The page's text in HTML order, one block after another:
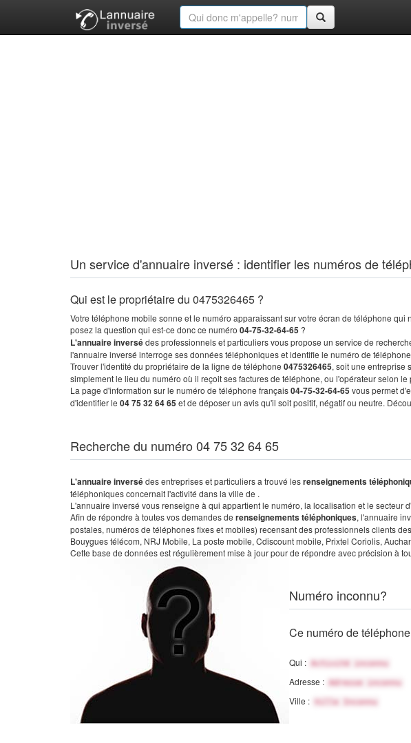
Un service d'annuaire inversé : identifier les numéros de
Qui est le propriétaire du 0475326465 ?
Votre téléphone mobile sonne et le numéro apparaissant sur votre écran de téléphone
posez la question qui est-ce donc ce numéro 04-75-32-64-65 ?
L'annuaire inversédes professionnels et particuliers vous propose un service de
l'annuaire inversé interroge ses données téléphoniques et identifie le numéro de
Trouver l'identité du propriétaire de la ligne de téléphone 0475326465, soit une entreprise
simplement le lieu du numéro où il reçoit ses factures de téléphone, ou l'opérateur selon le
La page d'information sur le numéro de téléphone français04-75-32-64-65vous permet
d'identifier le 04 75 32 64 65et de déposer un avis qu'il soit positif, négatif ou neutre.
Recherche du numéro 04 75 32 64 65
L'annuaire inversédes entreprises et particuliers a trouvé lesrenseignements
téléphoniques concernait l'activité dans la ville de .
L'annuaire inversé vous renseigne à qui appartient le numéro, la localisation et le secteur
Afin de répondre à toutes vos demandes de renseignements téléphoniques, l'annuaire
postales, numéros de téléphones fixes et mobiles) recensant des professionnels clients
Bouygues télécom, NRJ Mobile, La poste mobile, Cdiscount mobile, Prixtel Coriolis,
Cette base de données est régulièrement mise à jour pour de répondre avec précision à
Numéro inconnu?
Ce numéro de
Qui : Activité inconnu
Adresse : Adresse inconnu
Ville : Ville Inconnu